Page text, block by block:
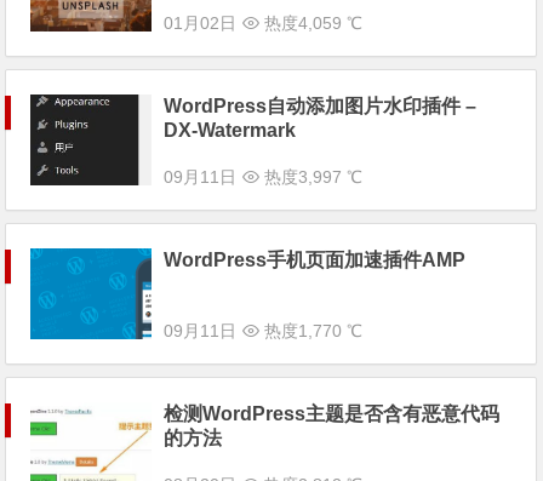
01月02日 热度4,059 ℃
WordPress自动添加图片水印插件 –
DX-Watermark
09月11日 热度3,997 ℃
WordPress手机页面加速插件AMP
09月11日 热度1,770 ℃
检测WordPress主题是否含有恶意代码
的方法